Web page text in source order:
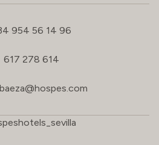
954 56 14 96
617 278 614